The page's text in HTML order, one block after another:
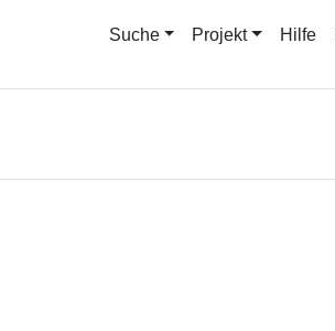
Suche Projekt Hilfe